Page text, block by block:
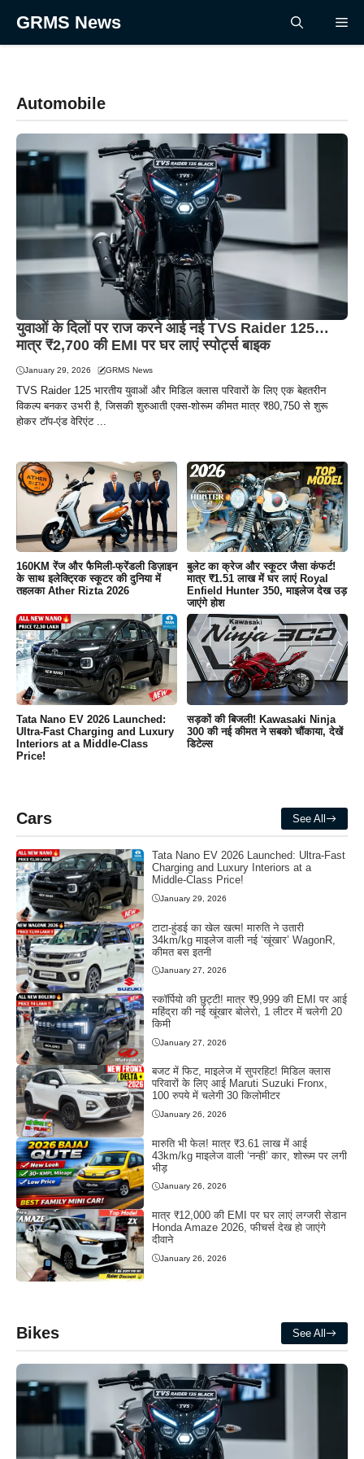
GRMS News
Automobile
युवाओं के दिलों पर राज करने आई नई TVS Raider 125…
मात्र ₹2,700 की EMI पर घर लाएं स्पोर्ट्स बाइक
January 29, 2026 GRMS News
TVS Raider 125 भारतीय युवाओं और मिडिल क्लास परिवारों के लिए एक बेहतरीन
विकल्प बनकर उभरी है, जिसकी शुरुआती एक्स-शोरूम कीमत मात्र ₹80,750 से शुरू
होकर टॉप-एंड वेरिएंट ...
160KM रेंज और फैमिली-फ्रेंडली डिज़ाइन
के साथ इलेक्ट्रिक स्कूटर की दुनिया में
तहलका Ather Rizta 2026
बुलेट का क्रेज और स्कूटर जैसा कंफर्ट!
मात्र ₹1.51 लाख में घर लाएं Royal
Enfield Hunter 350, माइलेज देख उड़
जाएंगे होश
Tata Nano EV 2026 Launched:
Ultra-Fast Charging and Luxury
Interiors at a Middle-Class
Price!
सड़कों की बिजली! Kawasaki Ninja
300 की नई कीमत ने सबको चौंकाया, देखें
डिटेल्स
Cars See All
Tata Nano EV 2026 Launched: Ultra-Fast
Charging and Luxury Interiors at a
Middle-Class Price!
January 29, 2026
टाटा-हुंडई का खेल खत्म! मारुति ने उतारी
34km/kg माइलेज वाली नई ‘खूंखार’ WagonR,
कीमत बस इतनी
January 27, 2026
स्कॉर्पियो की छुट्टी! मात्र ₹9,999 की EMI पर आई
महिंद्रा की नई खूंखार बोलेरो, 1 लीटर में चलेगी 20
किमी
January 27, 2026
बजट में फिट, माइलेज में सुपरहिट! मिडिल क्लास
परिवारों के लिए आई Maruti Suzuki Fronx,
100 रुपये में चलेगी 30 किलोमीटर
January 26, 2026
मारुति भी फेल! मात्र ₹3.61 लाख में आई
43km/kg माइलेज वाली ‘नन्ही’ कार, शोरूम पर लगी
भीड़
January 26, 2026
मात्र ₹12,000 की EMI पर घर लाएं लग्जरी सेडान
Honda Amaze 2026, फीचर्स देख हो जाएंगे
दीवाने
January 26, 2026
Bikes See All